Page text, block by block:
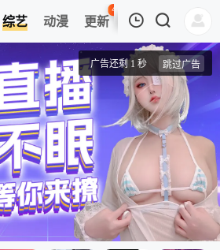
综艺 动漫 更新
45
热榜 APP
记录
超前企划
清空